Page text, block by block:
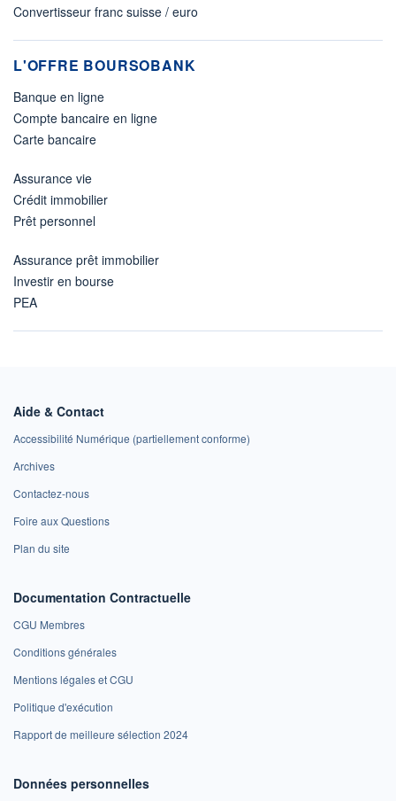
Convertisseur franc suisse / euro
L'OFFRE BOURSOBANK
Banque en ligne
Compte bancaire en ligne
Carte bancaire
Assurance vie
Crédit immobilier
Prêt personnel
Assurance prêt immobilier
Investir en bourse
PEA
Aide & Contact
Accessibilité Numérique (partiellement conforme)
Archives
Contactez-nous
Foire aux Questions
Plan du site
Documentation Contractuelle
CGU Membres
Conditions générales
Mentions légales et CGU
Politique d'exécution
Rapport de meilleure sélection 2024
Données personnelles